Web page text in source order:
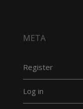
META
Register
Log in